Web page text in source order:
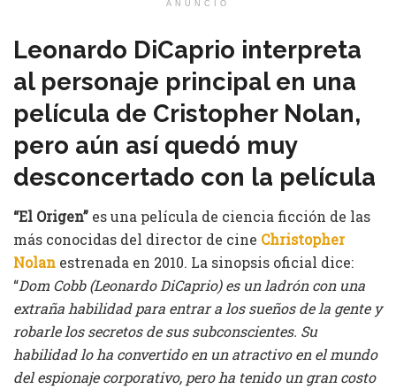
ANUNCIO
Leonardo DiCaprio interpreta
al personaje principal en una
película de Cristopher Nolan,
pero aún así quedó muy
desconcertado con la película
“El Origen” es una película de ciencia ficción de las
más conocidas del director de cine Christopher
Nolan estrenada en 2010. La sinopsis oficial dice:
“Dom Cobb (Leonardo DiCaprio) es un ladrón con una
extraña habilidad para entrar a los sueños de la gente y
robarle los secretos de sus subconscientes. Su
habilidad lo ha convertido en un atractivo en el mundo
del espionaje corporativo, pero ha tenido un gran costo